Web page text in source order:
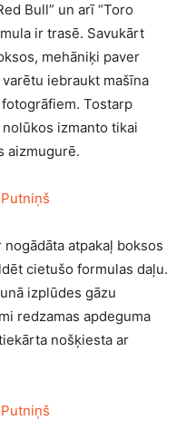
Bull” un arī “Toro
ir trasē. Savukārt
mehāniķi paver
iebraukt mašīna
Tostarp
nolūkos izmanto tikai
aizmugurē.
atpakaļ boksos
cietušo formulas daļu.
izplūdes gāzu
redzamas apdeguma
nošķiesta ar